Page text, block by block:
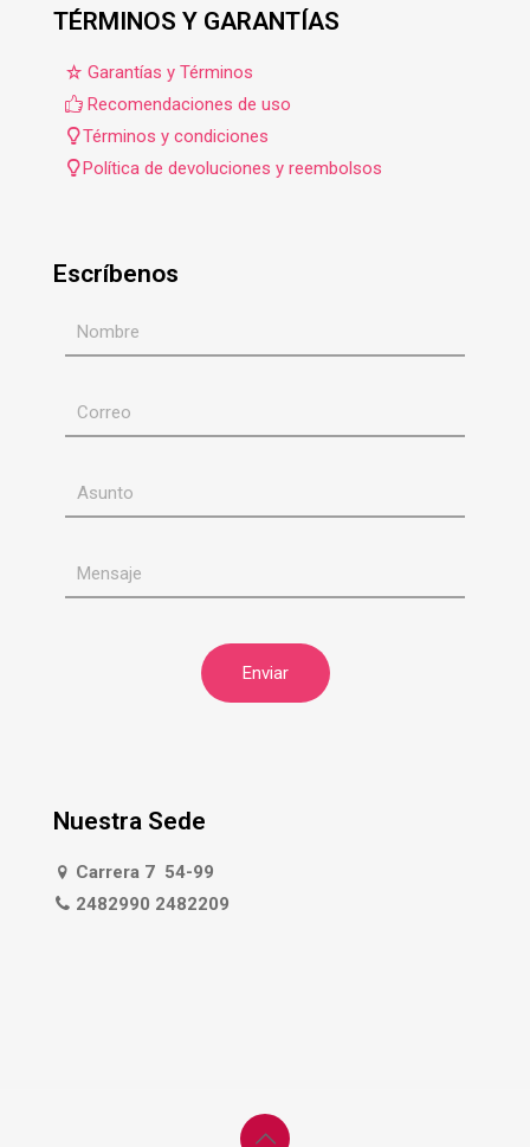
TÉRMINOS Y GARANTÍAS
Garantías y Términos
Recomendaciones de uso
Términos y condiciones
Política de devoluciones y reembolsos
Escríbenos
Nuestra Sede
Carrera 7 54-99
2482990 2482209